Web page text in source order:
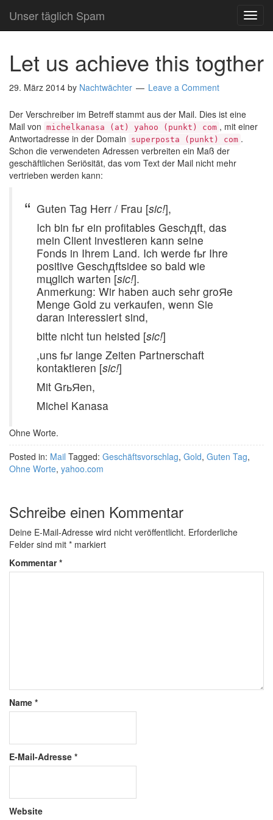
Unser täglich Spam
Let us achieve this togther
29. März 2014 by Nachtwächter Leave a Comment
Der Verschreiber im Betreff stammt aus der Mail. Dies ist eine
Mail von michelkanasa (at) yahoo (punkt) com , mit einer
Antwortadresse in der Domain
superposta (punkt) com .
Schon die verwendeten Adressen verbreiten ein Maß der
geschäftlichen Seriösität, das vom Text der Mail nicht mehr
vertrieben werden kann:
Guten Tag Herr / Frau [sic!],
Ich bin fьr ein profitables Geschдft, das
mein Client investieren kann seine
Fonds in Ihrem Land. Ich werde fьr Ihre
positive Geschдftsidee so bald wie
mцglich warten [sic!].
Anmerkung: Wir haben auch sehr groЯe
Menge Gold zu verkaufen, wenn Sie
daran interessiert sind,
bitte nicht tun heisted [sic!]
,uns fьr lange Zeiten Partnerschaft
kontaktieren [sic!]
Mit GrьЯen,
Michel Kanasa
Ohne Worte.
Posted in: Mail Tagged: Geschäftsvorschlag, Gold, Guten Tag,
Ohne Worte, yahoo.com
Schreibe einen Kommentar
Deine E-Mail-Adresse wird nicht veröffentlicht. Erforderliche
Felder sind mit * markiert
Kommentar*
Name *
E-Mail-Adresse *
Website